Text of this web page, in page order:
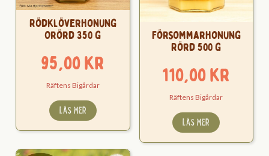
Rödklöverhonung
Orörd 350 g
95,00kr
Räftens Bigårdar
LÄS MER
Försommarhonung
Rörd 500 g
110,00kr
Räftens Bigårdar
LÄS MER